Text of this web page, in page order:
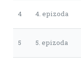
4 4. epizoda
5 5. epizoda